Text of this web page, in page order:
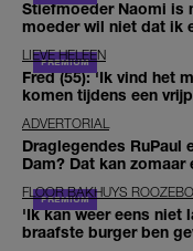
Stiefmoeder Naomi is
moeder wil niet dat ik
LIEVE HELEEN
Fred (55): 'Ik vind het
komen tijdens een
ADVERTORIAL
Draglegendes RuPaul
Dam? Dat kan
FLOOR BAKHUYS
'Ik kan weer eens niet
braafste burger ben